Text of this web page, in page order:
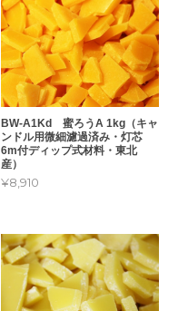
BW-A1Kd 蜜ろうA 1kg（キャ
ンドル用微細濾過済み・灯芯
6m付ディップ式材料・東北
産）
¥8,910